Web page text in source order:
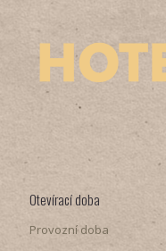
Otevírací doba
Provozní doba